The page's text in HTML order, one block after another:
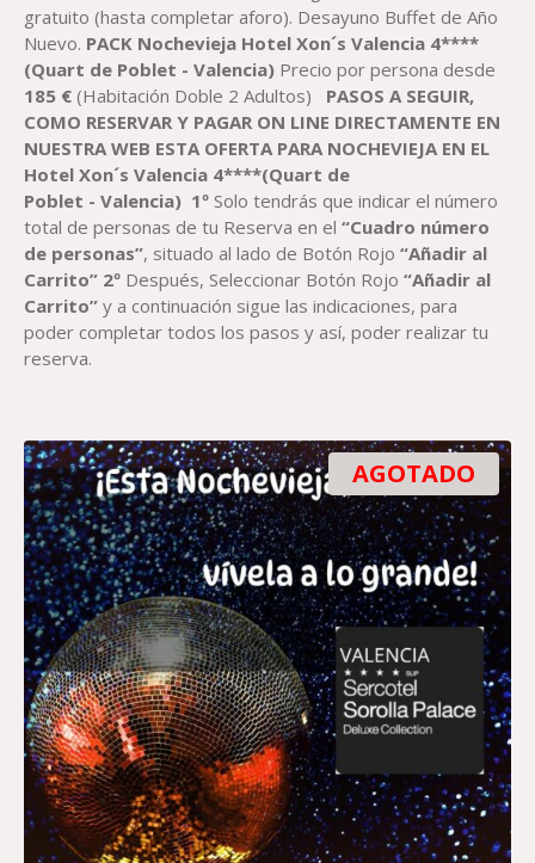
gratuito (hasta completar aforo). Desayuno Buffet de Año
Nuevo. PACK Nochevieja Hotel Xon´s Valencia 4****
(Quart de Poblet - Valencia) Precio por persona desde
185 € (Habitación Doble 2 Adultos) PASOS A SEGUIR,
COMO RESERVAR Y PAGAR ON LINE DIRECTAMENTE EN
NUESTRA WEB ESTA OFERTA PARA NOCHEVIEJA EN EL
Hotel Xon´s Valencia 4****(Quart de
Poblet - Valencia) 1º Solo tendrás que indicar el número
total de personas de tu Reserva en el“Cuadro número
de personas”, situado al lado de Botón Rojo“Añadir al
Carrito” 2º Después, Seleccionar Botón Rojo“Añadir al
Carrito” y a continuación sigue las indicaciones, para
poder completar todos los pasos y así, poder realizar tu
reserva.
AGOTADO